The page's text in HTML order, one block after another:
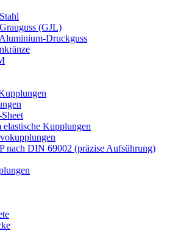
(GJL)
Druckguss
Kupplungen
nach DIN 69002 (präzise Aufsührung)